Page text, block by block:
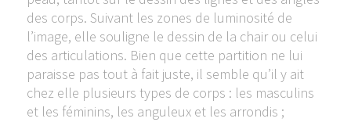
des corps. Suivant les zones de luminosité de
l’image, elle souligne le dessin de la chair ou celui
des articulations. Bien que cette partition ne lui
paraisse pas tout à fait juste, il semble qu’il y ait
chez elle plusieurs types de corps : les masculins
et les féminins, les anguleux et les arrondis ;